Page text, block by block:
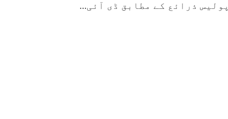
پولیس ذرائع کے مطابق ڈی آئی...